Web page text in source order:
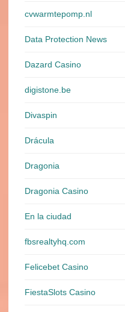
cvwarmtepomp.nl
Data Protection News
Dazard Casino
digistone.be
Divaspin
Drácula
Dragonia
Dragonia Casino
En la ciudad
fbsrealtyhq.com
Felicebet Casino
FiestaSlots Casino